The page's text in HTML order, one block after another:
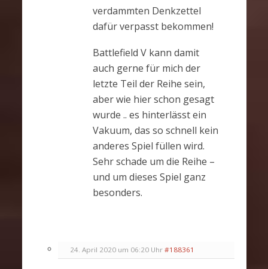
verdammten Denkzettel
dafür verpasst bekommen!
Battlefield V kann damit
auch gerne für mich der
letzte Teil der Reihe sein,
aber wie hier schon gesagt
wurde .. es hinterlässt ein
Vakuum, das so schnell kein
anderes Spiel füllen wird.
Sehr schade um die Reihe –
und um dieses Spiel ganz
besonders.
24. April 2020 um 06:20 Uhr #188361